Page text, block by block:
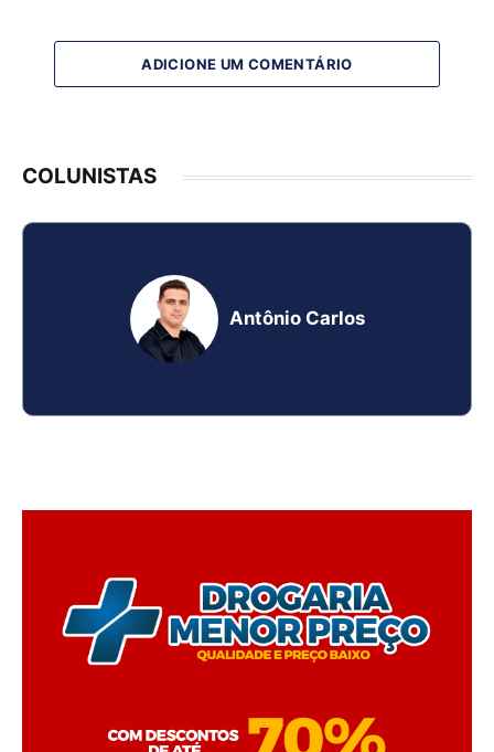
ADICIONE UM COMENTÁRIO
COLUNISTAS
Antônio Carlos